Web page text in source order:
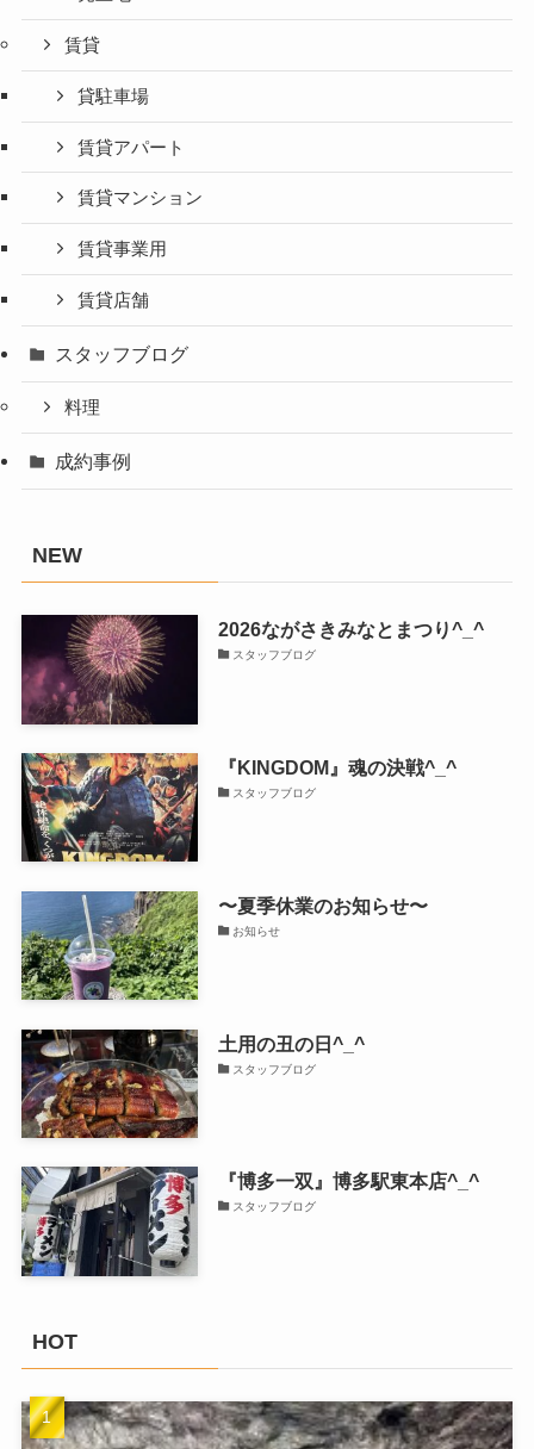
賃貸
貸駐車場
賃貸アパート
賃貸マンション
賃貸事業用
賃貸店舗
スタッフブログ
料理
成約事例
NEW
2026ながさきみなとまつり^_^
スタッフブログ
『KINGDOM』魂の決戦^_^
スタッフブログ
〜夏季休業のお知らせ〜
お知らせ
土用の丑の日^_^
スタッフブログ
『博多一双』博多駅東本店^_^
スタッフブログ
HOT